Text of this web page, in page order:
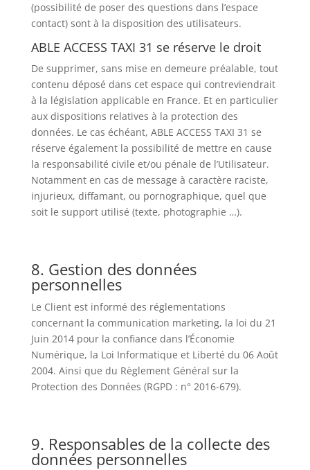
(possibilité de poser des questions dans l’espace
contact) sont à la disposition des utilisateurs.
ABLE ACCESS TAXI 31 se réserve le droit
De supprimer, sans mise en demeure préalable, tout
contenu déposé dans cet espace qui contreviendrait
à la législation applicable en France. Et en particulier
aux dispositions relatives à la protection des
données. Le cas échéant, ABLE ACCESS TAXI 31 se
réserve également la possibilité de mettre en cause
la responsabilité civile et/ou pénale de l’Utilisateur.
Notamment en cas de message à caractère raciste,
injurieux, diffamant, ou pornographique, quel que
soit le support utilisé (texte, photographie …).
8. Gestion des données
personnelles
Le Client est informé des réglementations
concernant la communication marketing, la loi du 21
Juin 2014 pour la confiance dans l’Économie
Numérique, la Loi Informatique et Liberté du 06 Août
2004. Ainsi que du Règlement Général sur la
Protection des Données (RGPD : n° 2016-679).
9. Responsables de la collecte des
données personnelles